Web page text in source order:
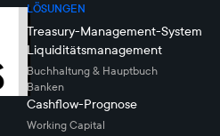
LÖSUNGEN
Treasury-Management-System
Liquiditätsmanagement
Buchhaltung & Hauptbuch
Banken
Cashflow-Prognose
Working Capital